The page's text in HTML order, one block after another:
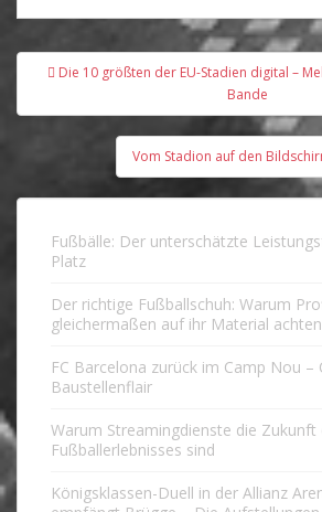
Beitragsnavigation
Die 10 größten der EU-Stadien digital –
Bande
Vom Stadion auf den
Fußbälle: Der unterschätzte
Platz
Der richtige Fußballschuh: Warum
gleichermaßen auf ihr Material achten
FC Barcelona zurück im Camp Nou –
Baustellenflair
Warum Streamingdienste die Zukunft
Fußballerlebnisses sind
Königsklassen-Duell in der Allianz